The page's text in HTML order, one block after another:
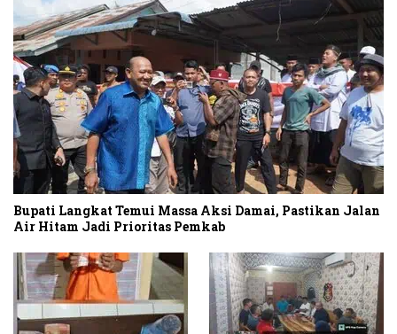
Bupati Langkat Temui Massa Aksi Damai, Pastikan Jalan
Air Hitam Jadi Prioritas Pemkab